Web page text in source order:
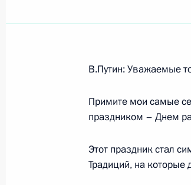
Выступление на
государственного
23 декабря 2005 года,
В.Путин: Уважаемые
Примите мои самые
праздником – Днем
Этот праздник стал
Традиций, на которые